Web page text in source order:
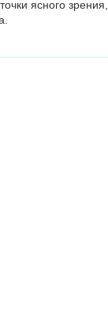
ясного